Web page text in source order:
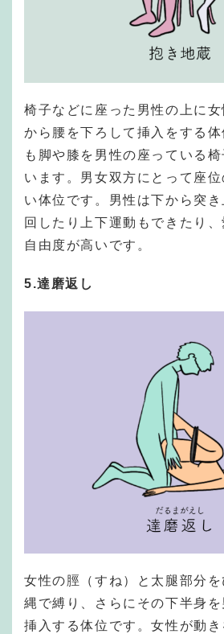
椅子などに座った男性の上に
から腰を下ろして挿入をする
も脚や膝を男性の座っている
います。男女双方にとって座
い体位です。男性は下から突
回したり上下運動もできたり
自由度が高いです。
5.達磨返し
女性の脛（すね）と太腿部分
縄で縛り、さらにその下半身
挿入する体位です。女性が動